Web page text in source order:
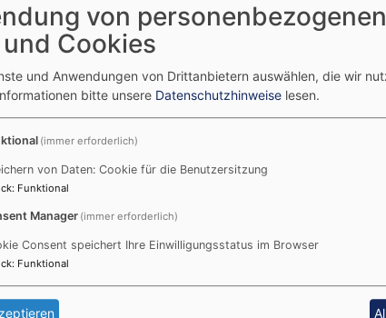
weitere Kontakte finden Sie auf der
Homepage
von personenbezogenen
Cookies
und Anwendungen von Drittanbietern auswählen, die wir
bitte unsere Datenschutzhinweise lesen.
(immer erforderlich)
von Daten: Cookie für die Benutzersitzung
: Funktional
Manager (immer erforderlich)
Consent speichert Ihre Einwilligungsstatus im Browser
: Funktional